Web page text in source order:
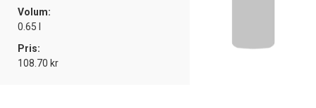
Volum:
0.65 l
Pris:
108.70 kr